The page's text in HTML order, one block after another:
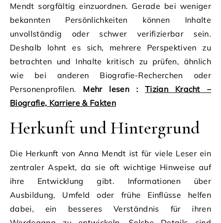
Mendt sorgfältig einzuordnen. Gerade bei weniger
bekannten Persönlichkeiten können Inhalte
unvollständig oder schwer verifizierbar sein.
Deshalb lohnt es sich, mehrere Perspektiven zu
betrachten und Inhalte kritisch zu prüfen, ähnlich
wie bei anderen Biografie-Recherchen oder
Personenprofilen. Mehr lesen :Tizian Kracht –
Biografie, Karriere & Fakten
Herkunft und Hintergrund
Die Herkunft von Anna Mendt ist für viele Leser ein
zentraler Aspekt, da sie oft wichtige Hinweise auf
ihre Entwicklung gibt. Informationen über
Ausbildung, Umfeld oder frühe Einflüsse helfen
dabei, ein besseres Verständnis für ihren